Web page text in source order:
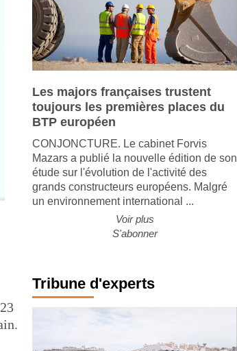
Les majors françaises trustent
toujours les premières places du
BTP européen
CONJONCTURE. Le cabinet Forvis
Mazars a publié la nouvelle édition de son
étude sur l'évolution de l'activité des
grands constructeurs européens. Malgré
un environnement international ...
Voir plus
S'abonner
Tribune d'experts